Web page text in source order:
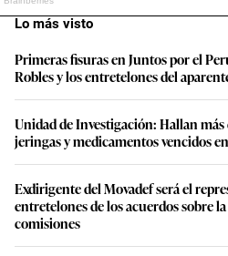
Lo más visto
Primeras fisuras en Juntos por el
Robles y los entretelones del
Unidad de Investigación: Hallan
jeringas y medicamentos vencidos
Exdirigente del Movadef será el
entretelones de los acuerdos sobre
comisiones